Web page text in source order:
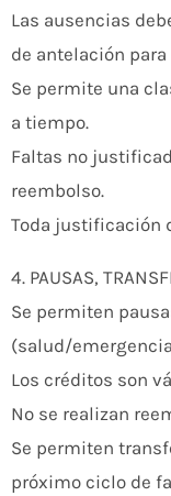
Las ausencias
de antelación
Se permite una
a tiempo.
Faltas no
reembolso.
Toda justificación
4. PAUSAS,
Se permiten
(salud/
Los créditos son
No se realizan
Se permiten
próximo ciclo de